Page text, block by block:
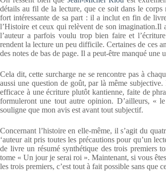
détails au fil de la lecture, que ce soit dans le
fort intéressante de sa part : il a inclut en fin de
l’Histoire et ceux qui relèvent de son imagination.Il
l’auteur a parfois voulu trop bien faire et l’écriture
rendent la lecture un peu difficile. Certaines de ces
des notes de bas de page. Il a peut-être manqué
Cela dit, cette surcharge ne se rencontre pas à
aussi une question de goût, par là même
efficace à une écriture plutôt kantienne, faite de
formuleront une tout autre opinion. D’ailleurs, «
souligne que mon avis est avant tout subjectif.
Concernant l’histoire en elle-même, il s’agit du
‘auteur ait pris toutes les précautions pour qu’un
de livre un résumé synthétique des trois premiers
tome « Un jour je serai roi ». Maintenant, si vous
les trois premiers, c’est tout à fait possible sans que